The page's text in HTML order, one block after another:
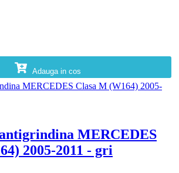
Adauga in cos
MERCEDES
2005-2011 - gri